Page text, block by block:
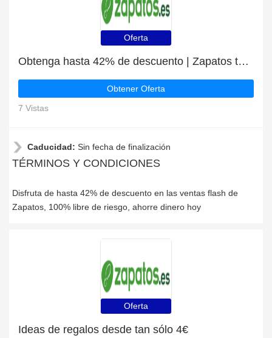
Oferta
Obtenga hasta 42% de descuento | Zapatos top discount
Obtener Oferta
7 Vistas
Caducidad: Sin fecha de finalización
TÉRMINOS Y CONDICIONES
Disfruta de hasta 42% de descuento en las ventas flash de
Zapatos, 100% libre de riesgo, ahorre dinero hoy
Oferta
Ideas de regalos desde tan sólo 4€